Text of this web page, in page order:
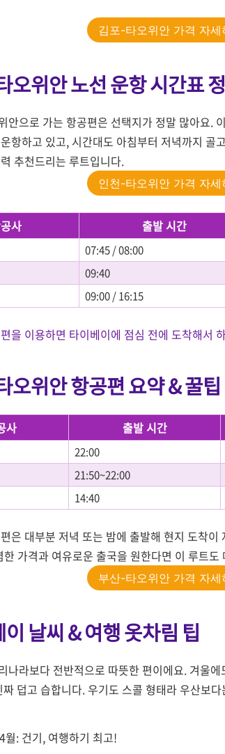
김포-타오위안 가격 자세
오위안 노선 운항 시간표
안으로 가는 항공편은 선택지가 정말 많아요.
항하고 있고, 시간대도 아침부터 저녁까지 골
추천드리는 루트입니다.
인천-타오위안 가격 자세
사 출발 시간
07:45 / 08:00
09:40
09:00 / 16:15
을 이용하면 타이베이에 점심 전에 도착해서
오위안 항공편 요약 & 꿀팁
사 출발 시간
22:00
21:50~22:00
14:40
은 대부분 저녁 또는 밤에 출발해 현지 도착
가격과 여유로운 출국을 원한다면 이 루트도
부산-타오위안 가격 자세
날씨 & 여행 옷차림 팁
나라보다 전반적으로 따뜻한 편이에요. 겨울
덥고 습합니다. 우기도 스콜 형태라 우산보
월: 건기, 여행하기 최고!